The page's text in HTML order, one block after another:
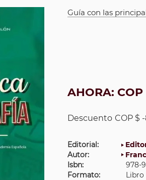
Guía con las
AHORA: COP
Descuento COP $
Editorial:
Autor:
Isbn:
978-
Formato:
Libro